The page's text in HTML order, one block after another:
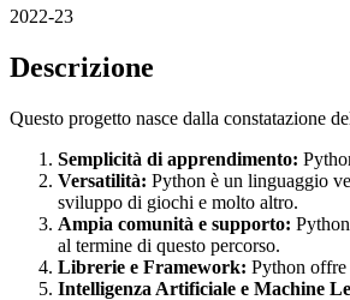
2022-23
Descrizione
Questo progetto nasce dalla constatazione
Semplicità di apprendimento:
Versatilità: Python è un linguaggio
sviluppo di giochi e molto altro.
Ampia comunità e supporto:
al termine di questo percorso.
Librerie e Framework: Python offre
Intelligenza Artificiale e Machine